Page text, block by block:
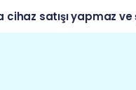
satışı yapmaz